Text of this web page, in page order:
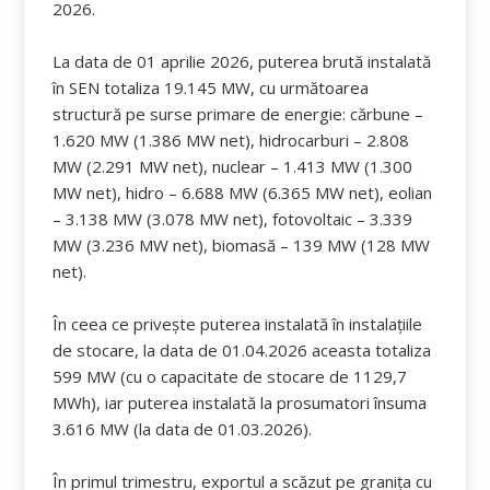
2026.
La data de 01 aprilie 2026, puterea brută instalată
în SEN totaliza 19.145 MW, cu următoarea
structură pe surse primare de energie: cărbune –
1.620 MW (1.386 MW net), hidrocarburi – 2.808
MW (2.291 MW net), nuclear – 1.413 MW (1.300
MW net), hidro – 6.688 MW (6.365 MW net), eolian
– 3.138 MW (3.078 MW net), fotovoltaic – 3.339
MW (3.236 MW net), biomasă – 139 MW (128 MW
net).
În ceea ce privește puterea instalată în instalațiile
de stocare, la data de 01.04.2026 aceasta totaliza
599 MW (cu o capacitate de stocare de 1129,7
MWh), iar puterea instalată la prosumatori însuma
3.616 MW (la data de 01.03.2026).
În primul trimestru, exportul a scăzut pe graniţa cu